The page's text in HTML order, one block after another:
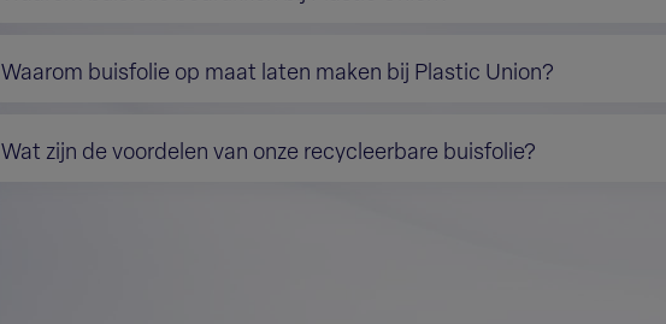
Waarom buisfolie op maat laten maken bij Plastic Union?
Wat zijn de voordelen van onze recycleerbare buisfolie?